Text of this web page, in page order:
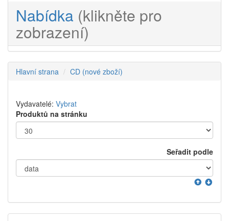
Nabídka (klikněte pro
zobrazení)
Hlavní strana CD (nové zboží)
Vydavatelé: Vybrat
Produktů na stránku
Seřadit podle